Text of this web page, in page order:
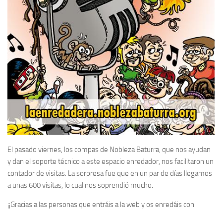
El pasado viernes, los compas de Nobleza Baturra, que nos ayudan
y dan el soporte técnico a este espacio enredador, nos facilitaron un
contador de visitas. La sorpresa fue que en un par de días llegamos
a unas 600 visitas, lo cual nos soprendió mucho.
¡¡Gracias a las personas que entráis a la web y os enredáis con